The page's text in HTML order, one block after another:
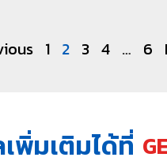
1 2 3 4 … 6
พิ่มเติมได้ที่